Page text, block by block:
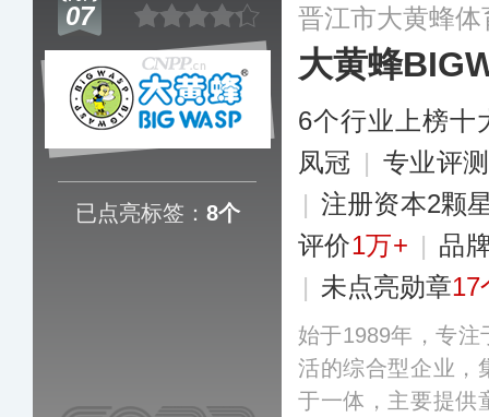
abala premium推
徒步登山等场景。
07
已点亮标签： 8个
晋江市大黄蜂
大黄蜂
6个行业上榜十
凤冠 | 专业评
| 注册资本2颗
评价1万+ | 品
| 未点亮勋章17
始于1989年，专
活的综合型企业，
于一体，主要提供